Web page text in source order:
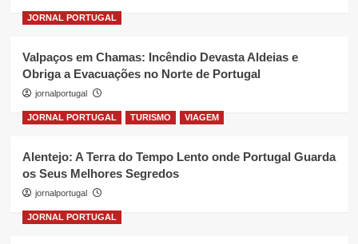
JORNAL PORTUGAL
Valpaços em Chamas: Incêndio Devasta Aldeias e
Obriga a Evacuações no Norte de Portugal
jornalportugal
JORNAL PORTUGAL TURISMO VIAGEM
Alentejo: A Terra do Tempo Lento onde Portugal Guarda
os Seus Melhores Segredos
jornalportugal
JORNAL PORTUGAL